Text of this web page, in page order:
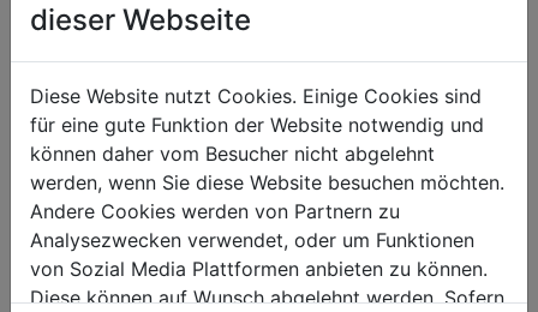
Das könnte Sie auch
interessieren
Wiegemesser
dieser Webseite
Diese Website nutzt Cookies. Einige Cookies sind
für eine gute Funktion der Website notwendig und
können daher vom Besucher nicht abgelehnt
werden, wenn Sie diese Website besuchen möchten.
Andere Cookies werden von Partnern zu
Analysezwecken verwendet, oder um Funktionen
von Sozial Media Plattformen anbieten zu können.
Diese können auf Wunsch abgelehnt werden. Sofern